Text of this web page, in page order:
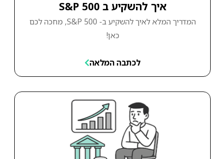
איך להשקיע ב S&P 500
המדריך המלא לאיך להשקיע ב- S&P 500, מחכה לכם
כאן!
לכתבה המלאה